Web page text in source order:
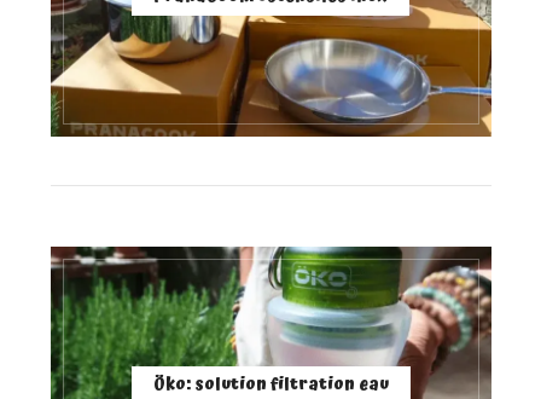
Öko: solution filtration eau